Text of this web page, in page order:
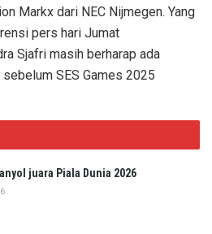
Markx dari NEC Nijmegen. Yang
pers hari Jumat
Sjafri masih berharap ada
SES Games 2025
juara Piala Dunia 2026